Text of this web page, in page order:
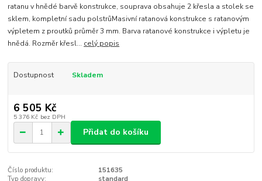
ratanu v hnědé barvě konstrukce, souprava obsahuje 2 křesla a stolek se
sklem, kompletní sadu polstrůMasivní ratanová konstrukce s ratanovým
výpletem z proutků průměr 3 mm. Barva ratanové konstrukce i výpletu je
hnědá. Rozměr křesl... celý popis
Dostupnost Skladem
6 505 Kč
5 376 Kč bez DPH
Přidat do košíku
Číslo produktu:
151635
Typ dopravy:
standard